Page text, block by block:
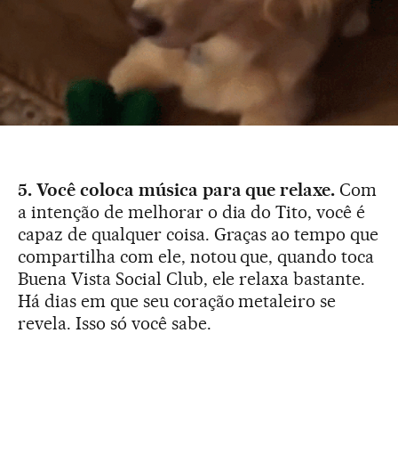
5. Você coloca música para que relaxe. Com
a intenção de melhorar o dia do Tito, você é
capaz de qualquer coisa. Graças ao tempo que
compartilha com ele, notou que, quando toca
Buena Vista Social Club, ele relaxa bastante.
Há dias em que seu coração metaleiro se
revela. Isso só você sabe.